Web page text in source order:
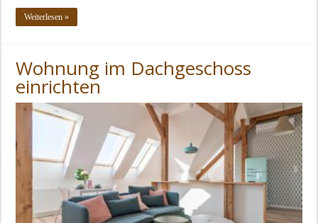
Weiterlesen »
Wohnung im Dachgeschoss
einrichten